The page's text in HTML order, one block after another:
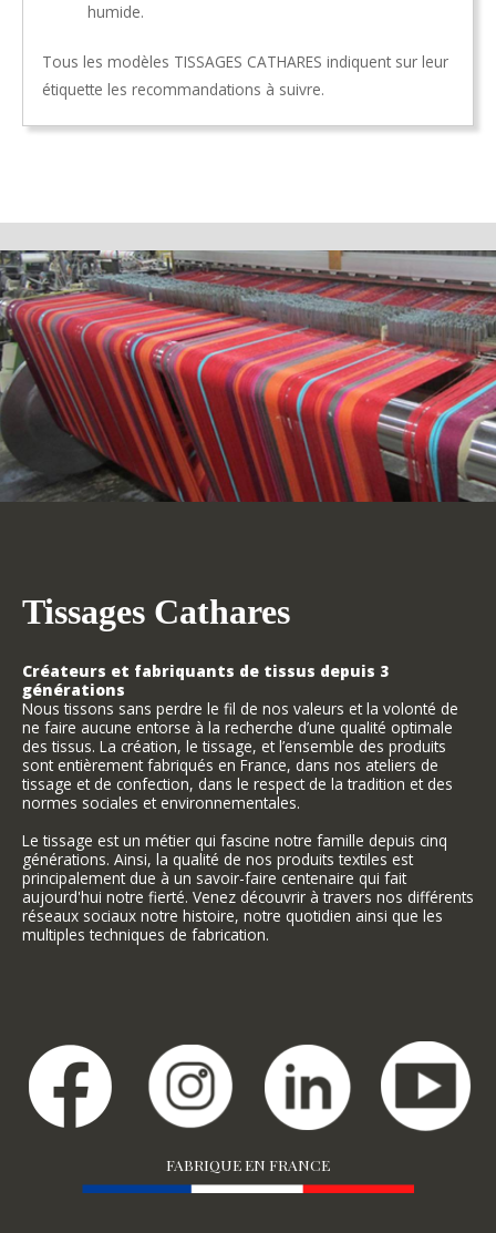
humide.
Tous les modèles TISSAGES CATHARES indiquent sur leur
étiquette les recommandations à suivre.
Tissages Cathares
Créateurs et fabriquants de tissus depuis 3
générations
Nous tissons sans perdre le fil de nos valeurs et la volonté de
ne faire aucune entorse à la recherche d’une qualité optimale
des tissus. La création, le tissage, et l’ensemble des produits
sont entièrement fabriqués en France, dans nos ateliers de
tissage et de confection, dans le respect de la tradition et des
normes sociales et environnementales.
Le tissage est un métier qui fascine notre famille depuis cinq
générations. Ainsi, la qualité de nos produits textiles est
principalement due à un savoir-faire centenaire qui fait
aujourd'hui notre fierté. Venez découvrir à travers nos différents
réseaux sociaux notre histoire, notre quotidien ainsi que les
multiples techniques de fabrication.
FABRIQUE EN FRANCE